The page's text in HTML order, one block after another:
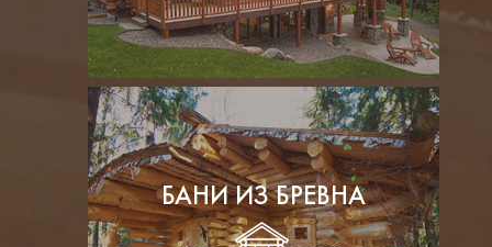
БАНИ ИЗ БРЕВНА